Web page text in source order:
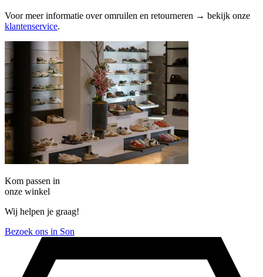
Voor meer informatie over omruilen en retourneren → bekijk onze
klantenservice.
Kom passen in
onze winkel
Wij helpen je graag!
Bezoek ons in Son